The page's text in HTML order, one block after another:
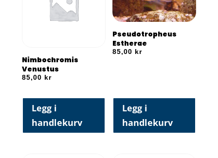
Nimbochromis
Venustus
85,00 kr
Legg i
handlekurv
Pseudotropheus
Estherae
85,00 kr
Legg i
handlekurv